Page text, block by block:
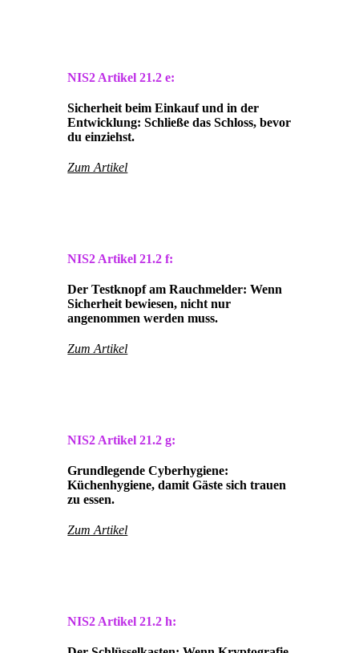
NIS2 Artikel21.2 e:
Sicherheit beim Einkauf und in der
Entwicklung: Schließe das Schloss, bevor
du einziehst.
Zum Artikel
NIS2 Artikel21.2 f:
Der Testknopf am Rauchmelder: Wenn
Sicherheit bewiesen, nicht nur
angenommen werden muss.
Zum Artikel
NIS2 Artikel21.2 g:
Grundlegende Cyberhygiene:
Küchenhygiene, damit Gäste sich trauen
zu essen.
Zum Artikel
NIS2 Artikel21.2 h: